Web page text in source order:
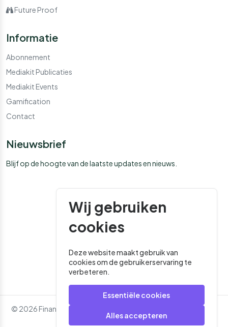
Wij gebruiken
cookies
Deze website maakt gebruik van
cookies om de gebruikerservaring te
verbeteren.
Essentiële cookies
Alles accepteren
Future Proof
Informatie
Abonnement
Mediakit Publicaties
Mediakit Events
Gamification
Contact
Nieuwsbrief
Blijf op de hoogte van de laatste updates en nieuws.
© 2026 Financial Media. Alle rechten voorbehouden. - Website
Roger That